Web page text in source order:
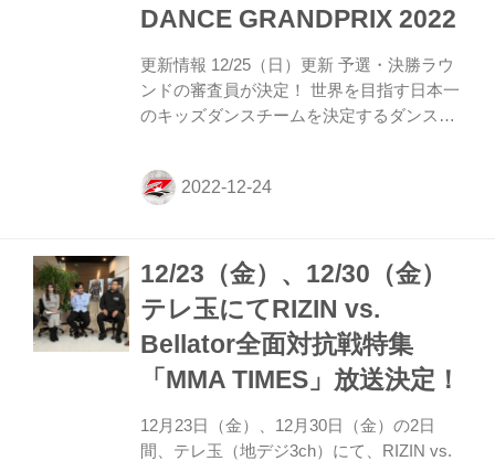
魅力...
DANCE GRANDPRIX 2022
更新情報 12/25（日）更新 予選・決勝ラウ
ンドの審査員が決定！ 世界を目指す日本一
のキッズダンスチームを決定するダンスコ
DANCE GRANDPRIX 2022』！ ダンス界
のレジェンド・SAM氏が総合プロデューサ
の1年間、RIZIN KIDS DANCEアンバサダ
ーとして各大会でダンスを披露できる権利
を獲得することができるぞ！ 参加条件等を
ご確認の上、『U-NEXT Presents RIZIN
KIDS DANCE GRANDPRIX ...
12/23（金）、12/30（金）
テレ玉にてRIZIN vs.
Bellator全面対抗戦特集
「MMA TIMES」放送決定！
12月23日（金）、12月30日（金）の2日
間、テレ玉（地デジ3ch）にて、RIZIN vs.